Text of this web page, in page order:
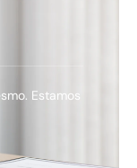
Estamos